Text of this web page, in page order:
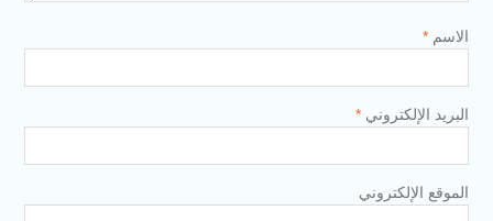
الاسم *
البريد الإلكتروني *
الموقع الإلكتروني